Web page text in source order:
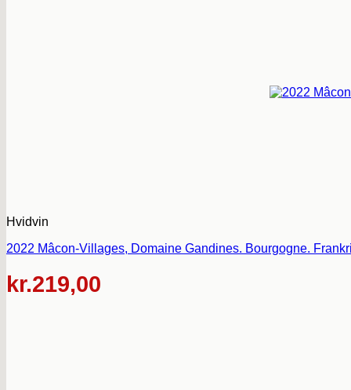
Hvidvin
2022 Mâcon-Villages, Domaine Gandines. Bourgogne.
kr.219,00